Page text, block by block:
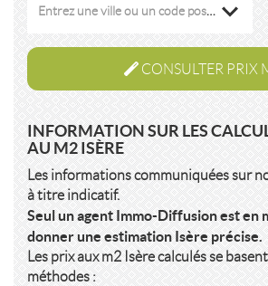
Entrez une ville ou un code postal
CONSULTER PRIX
INFORMATION SUR LES
AU M2 ISÈRE
Les informations communiquées sur
à titre indicatif.
Seul un agent Immo-Diffusion est en
donner une estimation Isère précise.
Les prix aux m2 Isère calculés se
méthodes :